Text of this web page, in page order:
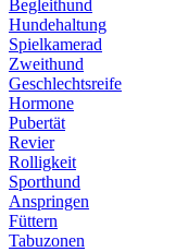
Begleithund
Hundehaltung
Spielkamerad
Zweithund
Geschlechtsreife
Hormone
Pubertät
Revier
Rolligkeit
Sporthund
Anspringen
Füttern
Tabuzonen